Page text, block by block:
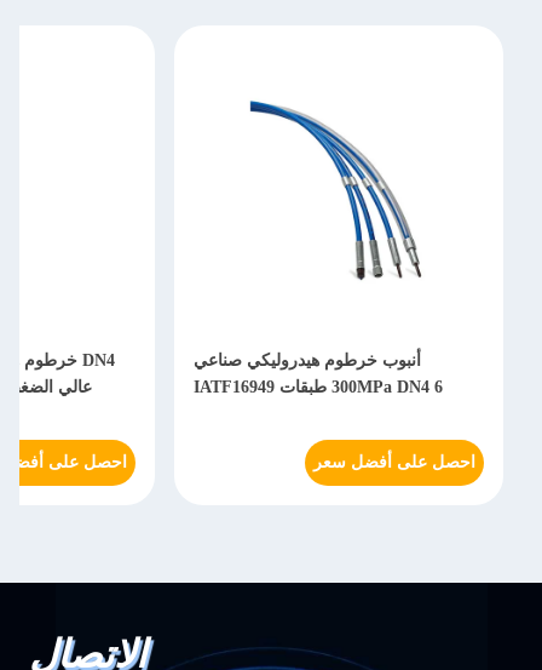
أنبوب خرطوم هيدروليكي صناعي
300MPa DN4 6 طبقات IATF16949
احصل على أفضل سعر
عالي الضغط 140MPa مقاوم للتآكل
احصل على
الاتصال